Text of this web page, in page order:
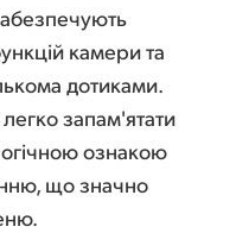
камери та
дотиками.
запам'ятати
ознакою
що значно